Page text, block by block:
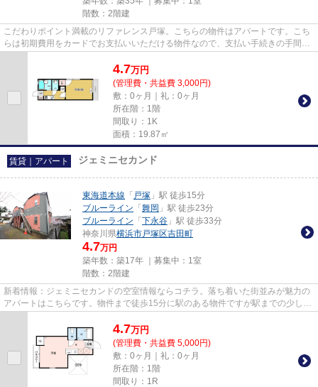
階数：2階建
こだわりポイント満載のリファレンス戸塚。こちらの物件はアパートです。こち
らは初期費用をカードでお支払いいただける物件なので、支払い手続きの手間が
4.7万円
(管理費・共益費 3,000円)
敷：0ヶ月｜礼：0ヶ月
所在階：1階
間取り：1K
面積：19.87㎡
賃貸｜アパート ジェミニセカンド
東海道本線 「 戸塚 」駅 徒歩15分
ブルーライン 「 舞岡 」駅 徒歩23分
ブルーライン 「 下永谷 」駅 徒歩33分
神奈川県横浜市戸塚区吉田町
4.7万円
築年数：築17年 ｜募集中： 1室
階数：2階建
新着情報：ジェミニセカンドの空室情報ならコチラ。落ち着いた街並みが魅力の
アパートはこちらです。物件まで徒歩15分に駅のある物件ですが駅までの少しの
4.7万円
(管理費・共益費 5,000円)
敷：0ヶ月｜礼：0ヶ月
所在階：1階
間取り：1R